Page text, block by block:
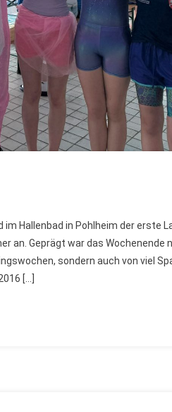
Hallenbad in Pohlheim der erste
an. Geprägt war das Wochenende
sondern auch von viel
[…]